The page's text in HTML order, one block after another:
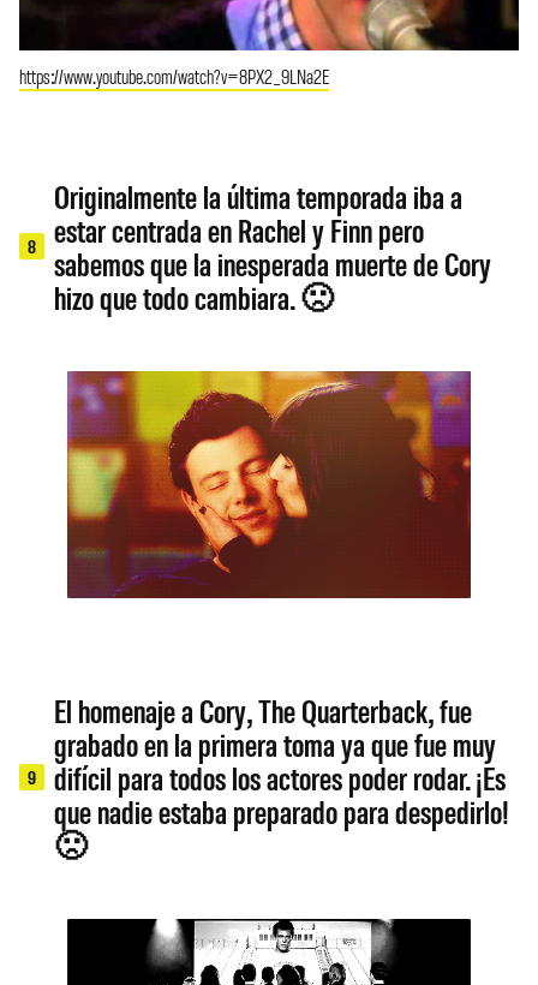
https://www.youtube.com/watch?v=8PX2_9LNa2E
8
Originalmente la última temporada iba a
estar centrada en Rachel y Finn pero
sabemos que la inesperada muerte de Cory
hizo que todo cambiara. 🙁
9
El homenaje a Cory, The Quarterback, fue
grabado en la primera toma ya que fue muy
difícil para todos los actores poder rodar. ¡Es
que nadie estaba preparado para despedirlo!
🙁